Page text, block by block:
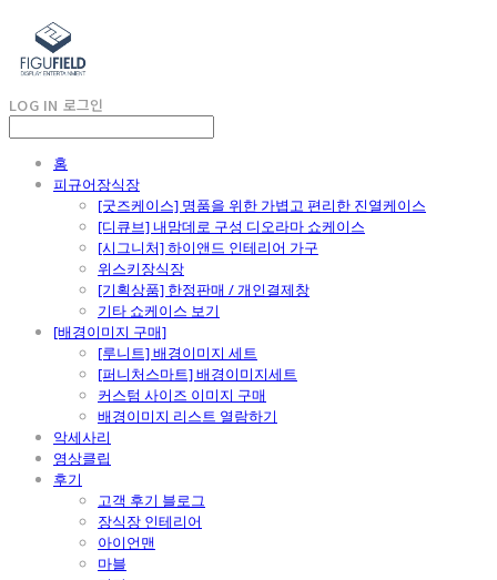
LOG IN 로그인
홈
피규어장식장
[굿즈케이스] 명품을 위한 가볍고 편리한 진열케이스
[디큐브] 내맘데로 구성 디오라마 쇼케이스
[시그니처] 하이앤드 인테리어 가구
위스키장식장
[기획상품] 한정판매 / 개인결제창
기타 쇼케이스 보기
[배경이미지 구매]
[루니트] 배경이미지 세트
[퍼니처스마트] 배경이미지세트
커스텀 사이즈 이미지 구매
배경이미지 리스트 열람하기
악세사리
영상클립
후기
고객 후기 블로그
장식장 인테리어
아이언맨
마블